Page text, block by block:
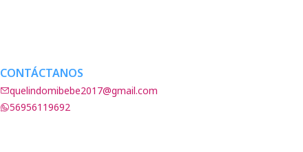
CONTÁCTANOS
quelindomibebe2017@gmail.com
56956119692